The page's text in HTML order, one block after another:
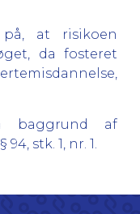
at risikoen
da fosteret
baggrund af
stk. 1, nr. 1.